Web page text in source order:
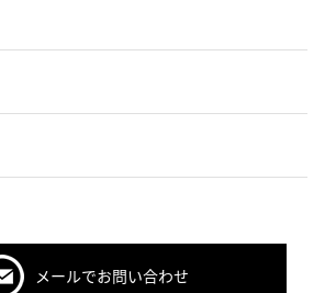
メールでお問い合わせ